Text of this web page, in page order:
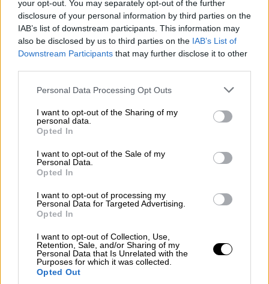
your opt-out. You may separately opt-out of the further
disclosure of your personal information by third parties on the
IAB’s list of downstream participants. This information may
also be disclosed by us to third parties on the IAB’s List of
Downstream Participants that may further disclose it to other
Personal Data Processing Opt Outs
I want to opt-out of the Sharing of my
personal data.
Opted In
I want to opt-out of the Sale of my
Personal Data.
Opted In
I want to opt-out of processing my
Personal Data for Targeted Advertising.
Opted In
I want to opt-out of Collection, Use,
Retention, Sale, and/or Sharing of my
Personal Data that Is Unrelated with the
Purposes for which it was collected.
Opted Out
Medio centenar de jóvenes son
contratados por el Ayuntamiento de
Leganés para servicios sociales,
escuelas infantiles, sostenibilidad y
movilidad
OPINIONES DIVERSAS